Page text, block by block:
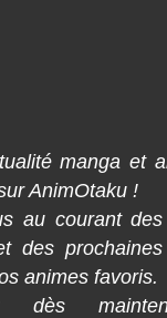
manga et
AnimOtaku !
au courant
des
animes favoris.
dès